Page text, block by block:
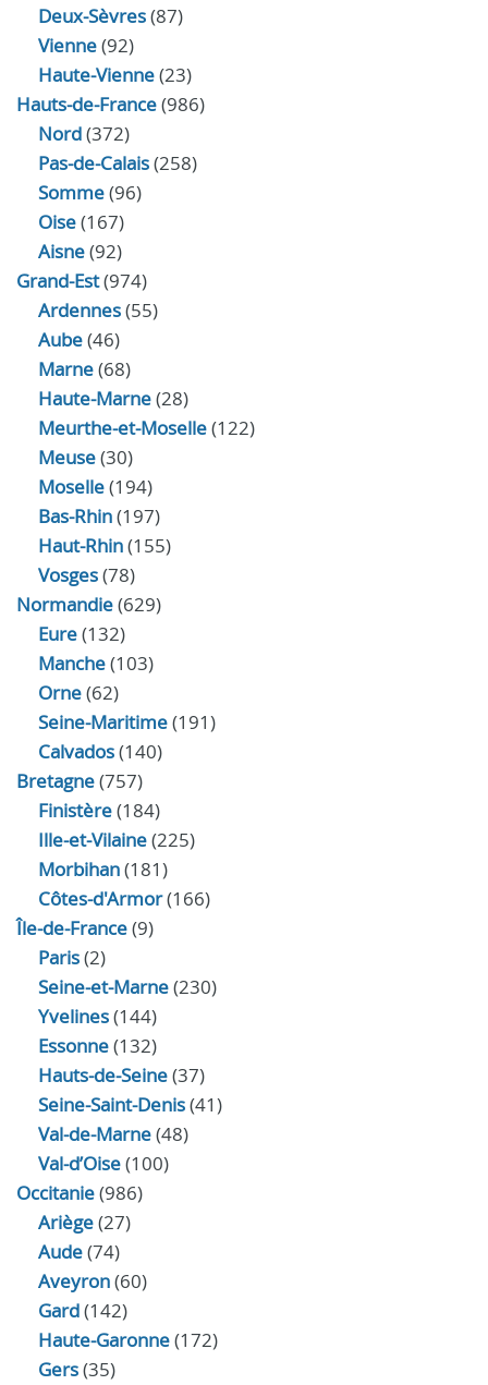
Deux-Sèvres(87)
Vienne(92)
Haute-Vienne(23)
Hauts-de-France(986)
Nord(372)
Pas-de-Calais(258)
Somme(96)
Oise(167)
Aisne(92)
Grand-Est(974)
Ardennes(55)
Aube(46)
Marne(68)
Haute-Marne(28)
Meurthe-et-Moselle(122)
Meuse(30)
Moselle(194)
Bas-Rhin(197)
Haut-Rhin(155)
Vosges(78)
Normandie(629)
Eure(132)
Manche(103)
Orne(62)
Seine-Maritime(191)
Calvados(140)
Bretagne(757)
Finistère(184)
Ille-et-Vilaine(225)
Morbihan(181)
Côtes-d'Armor(166)
Île-de-France(9)
Paris(2)
Seine-et-Marne(230)
Yvelines(144)
Essonne(132)
Hauts-de-Seine(37)
Seine-Saint-Denis(41)
Val-de-Marne(48)
Val-d’Oise(100)
Occitanie(986)
Ariège(27)
Aude(74)
Aveyron(60)
Gard(142)
Haute-Garonne(172)
Gers(35)